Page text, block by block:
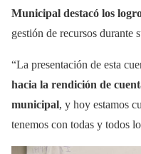
Municipal destacó los
gestión de recursos durante
“La presentación de esta
hacia la rendición de
municipal, y hoy estamos
tenemos con todas y todos